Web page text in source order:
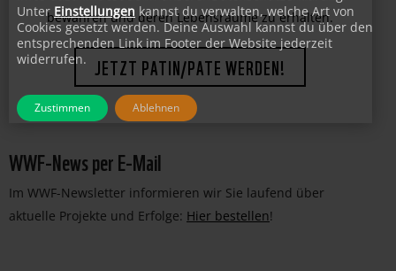
faszinierende Lebewesen vor dem Aussterben zu
bewahren und deren Lebensräume zu erhalten.
JETZT PATIN/PATE WERDEN!
WWF-News per E-Mail
Im WWF-Newsletter informieren wir Sie laufend über
aktuelle Projekte und Erfolge: Hier bestellen!
UnterEinstellungen kannst du verwalten, welche Art von
Cookies gesetzt werden. Deine Auswahl kannst du über den
entsprechenden Link im Footer der Website jederzeit
widerrufen.
Zustimmen Ablehnen